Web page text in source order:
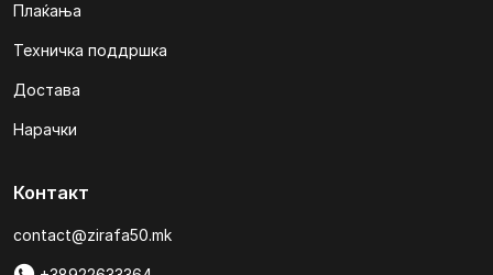
Плаќања
Техничка поддршка
Достава
Нарачки
Контакт
contact@zirafa50.mk